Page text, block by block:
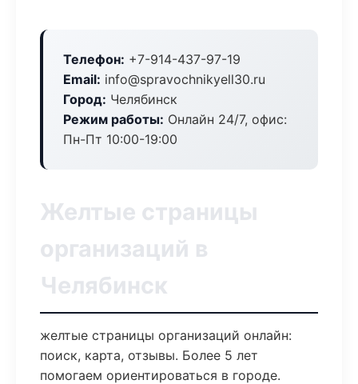
Телефон: +7-914-437-97-19
Email: info@spravochnikyell30.ru
Город: Челябинск
Режим работы: Онлайн 24/7, офис:
Пн-Пт 10:00-19:00
Желтые страницы
организаций в
Челябинск
желтые страницы организаций онлайн:
поиск, карта, отзывы. Более 5 лет
помогаем ориентироваться в городе.